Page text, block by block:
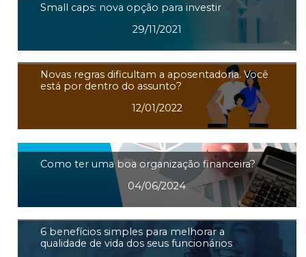
Small caps: nova opção para investir
29/11/2021
Novas regras dificultam a aposentadoria. Você
está por dentro do assunto?
12/01/2022
Como ter uma boa organização financeira?
04/06/2024
6 benefícios simples para melhorar a
qualidade de vida dos seus funcionários